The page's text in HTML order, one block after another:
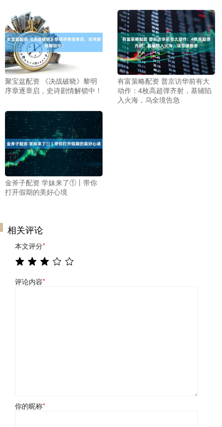
聚宝盆配资 《决战破晓》黎明
序章逐章启，史诗剧情解锁中！
有富策略配资 普京访华前有大
动作：4枚高超弹齐射，基辅陷
入火海，乌全境告急
金斧子配资 学妹来了①丨带你
打开假期的美好心境
相关评论
本文评分*
评论内容*
你的昵称*